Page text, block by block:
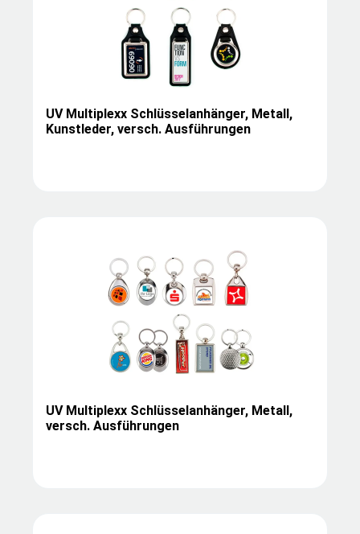
UV Multiplexx Schlüsselanhänger, Metall,
Kunstleder, versch. Ausführungen
UV Multiplexx Schlüsselanhänger, Metall,
versch. Ausführungen